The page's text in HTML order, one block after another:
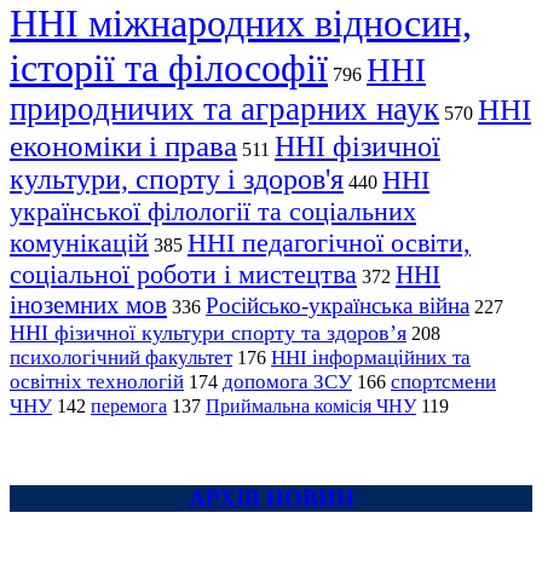
ННІ міжнародних відносин,
історії та філософії 796 ННІ
природничих та аграрних наук 570 ННІ
економіки і права 511 ННІ фізичної
культури, спорту і здоров'я 440 ННІ
української філології та соціальних
комунікацій 385 ННІ педагогічної освіти,
соціальної роботи і мистецтва 372 ННІ
іноземних мов 336 Російсько-українська війна 227
ННІ фізичної культури спорту та здоров’я 208
психологічний факультет 176 ННІ інформаційних та
освітніх технологій 174 допомога ЗСУ 166 спортсмени
ЧНУ 142 перемога 137 Приймальна комісія ЧНУ 119
АРХІВ НОВИН